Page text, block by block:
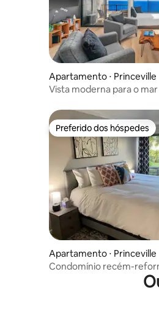
Apartamento ⋅ Princeville
Vista moderna para o mar
Preferido dos hóspedes
Preferido dos hóspedes
Apartamento ⋅ Princeville
Condomínio recém-